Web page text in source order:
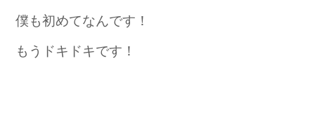
僕も初めてなんです！
もうドキドキです！